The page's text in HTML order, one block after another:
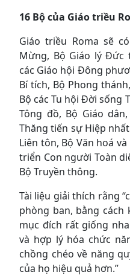
16 Bộ của Giáo triều
Giáo triều Roma sẽ
Mừng, Bộ Giáo lý Đức
các Giáo hội Đông
Bí tích, Bộ Phong
Bộ các Tu hội Đời sống
Tông đồ, Bộ Giáo
Thăng tiến sự Hiệp
Liên tôn, Bộ Văn hoá
triển Con người Toàn
Bộ Truyền thông.
Tài liệu giải thích rằng
phòng ban, bằng cách
mục đích rất giống
và hợp lý hóa chức
chồng chéo về năng
của họ hiệu quả hơn.”